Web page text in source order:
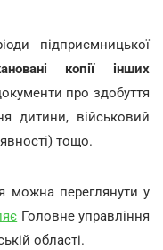
підприємницької
копії інших
про здобуття
дитини, військовий
тощо.
можна переглянути у
Головне управління
області.